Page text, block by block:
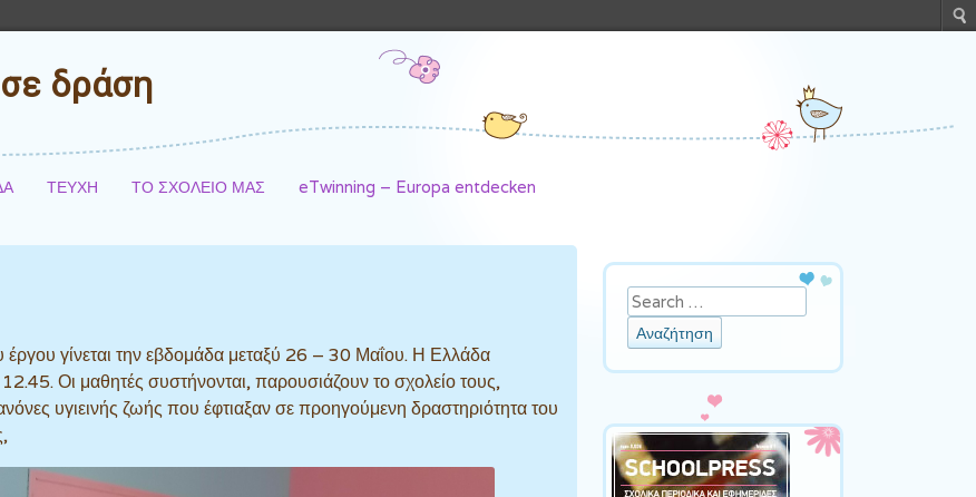
σε δράση
ΤΕΥΧΗ ΤΟ ΣΧΟΛΕΙΟ ΜΑΣ eTwinning – Europa entdecken
γίνεται την εβδομάδα μεταξύ 26 – 30 Μαΐου. Η Ελλάδα
Οι μαθητές συστήνονται, παρουσιάζουν το σχολείο τους,
υγιεινής ζωής που έφτιαξαν σε προηγούμενη δραστηριότητα του
Αναζήτηση